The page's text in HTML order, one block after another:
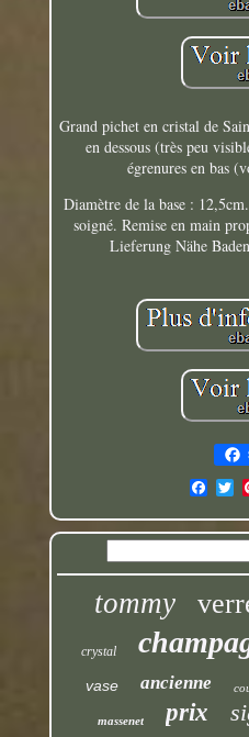
Grand pichet en cristal de
en dessous (très peu
égrenures en bas
Diamètre de la base :
soigné. Remise en main
Lieferung Nähe
tommy
crystal
vase ancienne
massenet prix